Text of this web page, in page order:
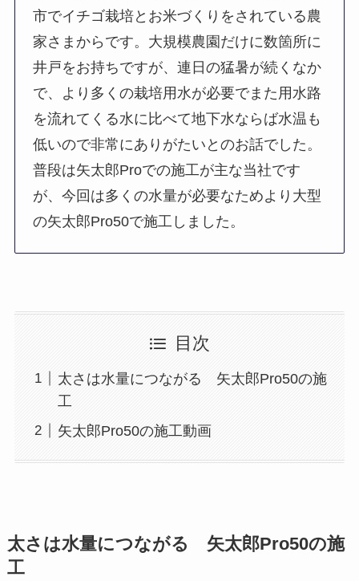
市でイチゴ栽培とお米づくりをされている農
家さまからです。大規模農園だけに数箇所に
井戸をお持ちですが、連日の猛暑が続くなか
で、より多くの栽培用水が必要でまた用水路
を流れてくる水に比べて地下水ならば水温も
低いので非常にありがたいとのお話でした。
普段は矢太郎Proでの施工が主な当社です
が、今回は多くの水量が必要なためより大型
の矢太郎Pro50で施工しました。
目次
太さは水量につながる 矢太郎Pro50の施
工
矢太郎Pro50の施工動画
太さは水量につながる 矢太郎Pro50の施
工